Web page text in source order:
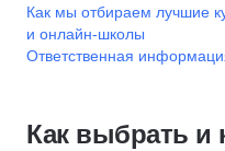
Как мы отбираем лучшие
и онлайн-школы
Ответственная
Как выбрать и